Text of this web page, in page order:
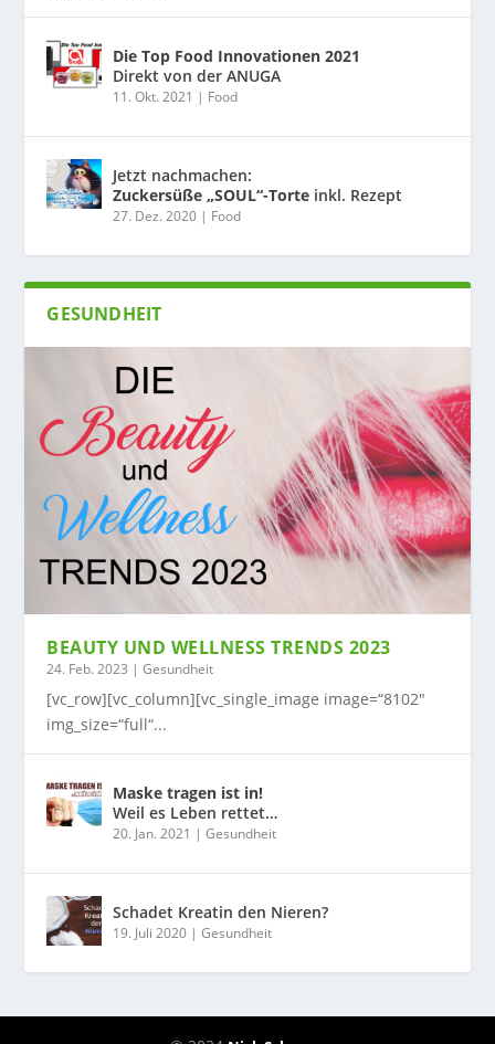
Die Top Food Innovationen 2021
Direkt von der ANUGA
11. Okt. 2021 | Food
Jetzt nachmachen:
Zuckersüße „SOUL“-Torte inkl. Rezept
27. Dez. 2020 | Food
GESUNDHEIT
BEAUTY UND WELLNESS TRENDS 2023
24. Feb. 2023 |Gesundheit
[vc_row][vc_column][vc_single_image image=“8102″
img_size=“full“...
Maske tragen ist in!
Weil es Leben rettet…
20. Jan. 2021 |Gesundheit
Schadet Kreatin den Nieren?
19. Juli 2020 |Gesundheit